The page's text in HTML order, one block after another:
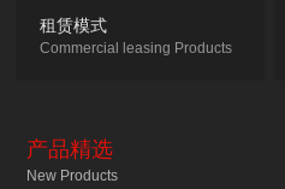
租赁模式
Commercial leasing Products
产品精选
New Products